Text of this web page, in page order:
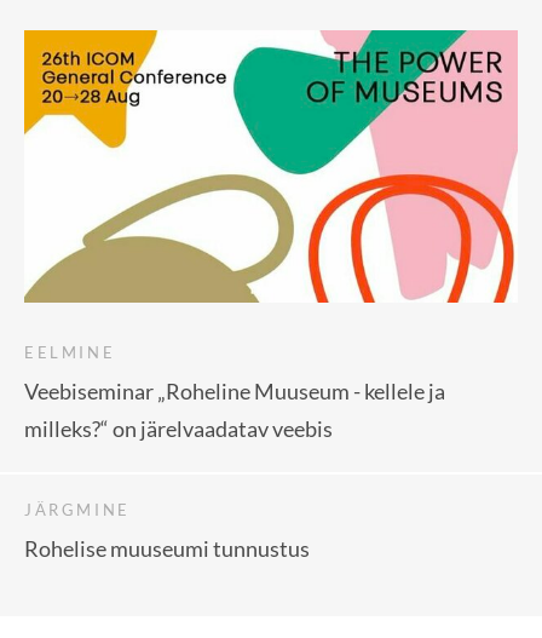
EELMINE
Veebiseminar „Roheline Muuseum - kellele ja
milleks?“ on järelvaadatav veebis
JÄRGMINE
Rohelise muuseumi tunnustus